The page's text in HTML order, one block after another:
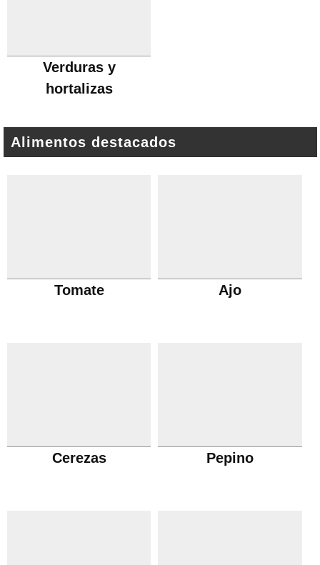
Verduras y
hortalizas
Alimentos destacados
Tomate Ajo
Cerezas Pepino